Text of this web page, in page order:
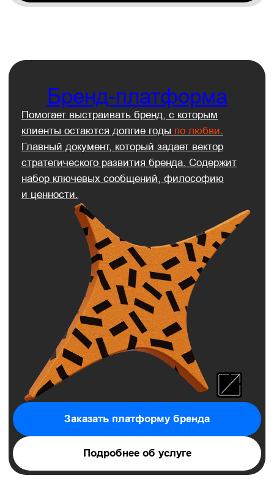
ваших клиентов о вашей компании.
Заказать логотип
Подробнее об услуге
Брендбук
Документ, в котором собрана вся стратегически
важная информация о компании:
позиционирование, ценности, элементы
фирменного стиля, правила и рекомендации
по использованию.
Заказать брендбук
Подробнее об услуге